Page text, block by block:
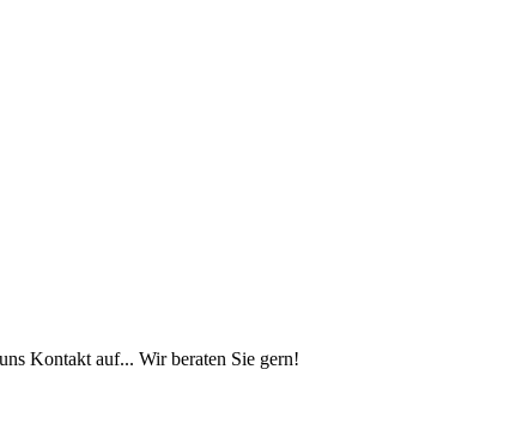
Kontakt auf... Wir beraten Sie gern!